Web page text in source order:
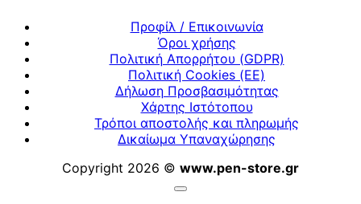
Προφίλ / Επικοινωνία
Όροι χρήσης
Πολιτική Απορρήτου (GDPR)
Πολιτική Cookies (ΕΕ)
Δήλωση Προσβασιμότητας
Χάρτης Ιστότοπου
Τρόποι αποστολής και πληρωμής
Δικαίωμα Υπαναχώρησης
Copyright 2026 © www.pen-store.gr